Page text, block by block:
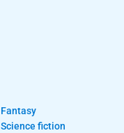
Fantasy
Science fiction